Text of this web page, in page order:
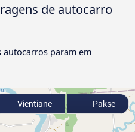
de autocarro
autocarros param em
Vientiane Pakse